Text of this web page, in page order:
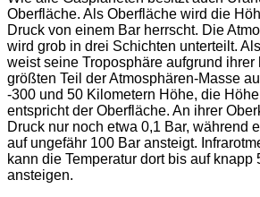
Oberfläche. Als Oberfläche wird die
Druck von einem Bar herrscht. Die
wird grob in drei Schichten unterteilt.
weist seine Troposphäre aufgrund ihrer
größten Teil der Atmosphären-Masse
-300 und 50 Kilometern Höhe, die
entspricht der Oberfläche. An ihrer
Druck nur noch etwa 0,1 Bar, während
auf ungefähr 100 Bar ansteigt.
kann die Temperatur dort bis auf knapp
ansteigen.